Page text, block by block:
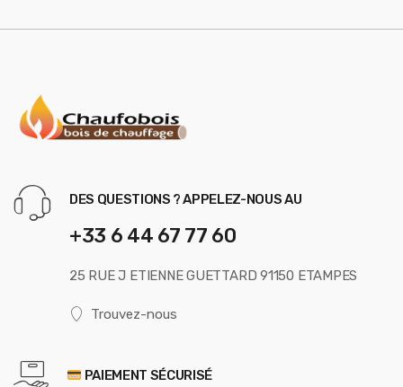
DES QUESTIONS ? APPELEZ-NOUS AU
+33 6 44 67 77 60
25 RUE J ETIENNE GUETTARD 91150 ETAMPES
Trouvez-nous
PAIEMENT SÉCURISÉ